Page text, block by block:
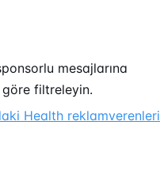
mesajlarına
filtreleyin.
Health reklamverenleri